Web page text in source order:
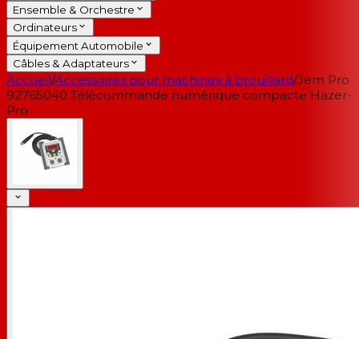
Ensemble & Orchestre
Ordinateurs
Équipement Automobile
Câbles & Adaptateurs
Accueil/Accessoires pour machines à brouillard/Jem Pro
92765040 Télécommande numérique compacte Hazer-
Pro